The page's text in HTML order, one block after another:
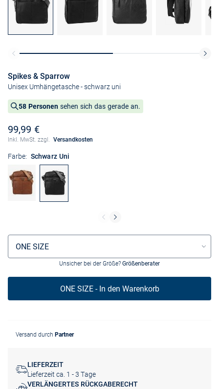
Spikes & Sparrow
Unisex Umhängetasche- schwarz uni
58 Personen sehen sich das gerade an.
99,99 €
Inkl. MwSt. zzgl. Versandkosten
Farbe: Schwarz Uni
Größenauswahl
ONE SIZE
Unsicher bei der Größe? Größenberater
ONE SIZE - In den Warenkorb
Versand durch Partner
LIEFERZEIT
Lieferzeit ca. 1 - 3 Tage
VERLÄNGERTES RÜCKGABERECHT